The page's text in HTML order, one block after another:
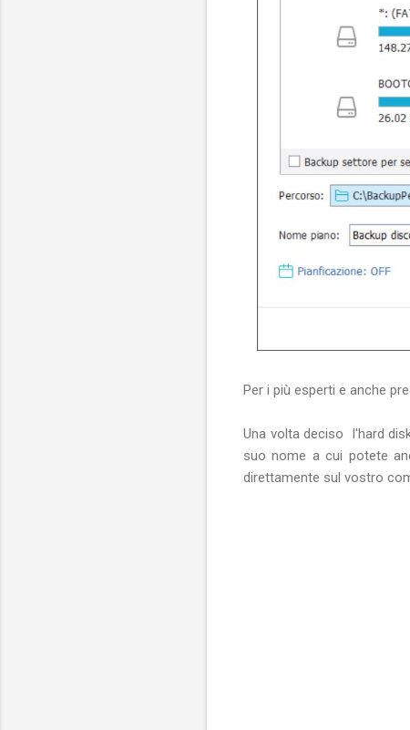
Per i più esperti e anche
Una volta deciso l'hard
suo nome a cui potete
direttamente sul vostro